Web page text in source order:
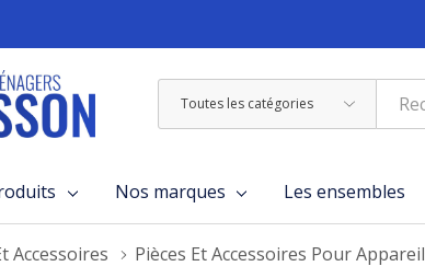
Toutes
les
Rechercher
Nos marques Les ensembles
Accessoires Pièces Et Accessoires Pour